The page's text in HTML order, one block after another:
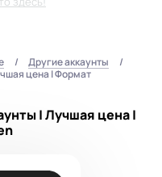
Другие аккаунты
цена | Формат
| Лучшая цена |